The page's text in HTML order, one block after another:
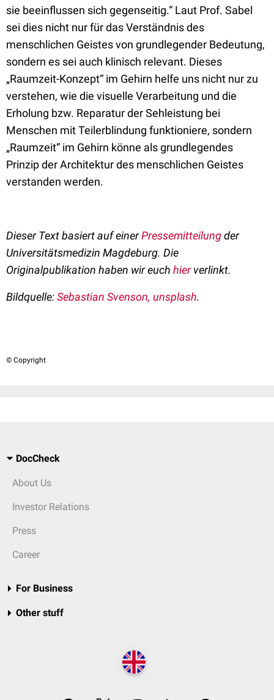
sie beeinflussen sich gegenseitig.“ Laut Prof. Sabel
sei dies nicht nur für das Verständnis des
menschlichen Geistes von grundlegender Bedeutung,
sondern es sei auch klinisch relevant. Dieses
„Raumzeit-Konzept“ im Gehirn helfe uns nicht nur zu
verstehen, wie die visuelle Verarbeitung und die
Erholung bzw. Reparatur der Sehleistung bei
Menschen mit Teilerblindung funktioniere, sondern
„Raumzeit“ im Gehirn könne als grundlegendes
Prinzip der Architektur des menschlichen Geistes
verstanden werden.
Dieser Text basiert auf einerPressemitteilungder
Universitätsmedizin Magdeburg. Die
Originalpublikation haben wir euch hierverlinkt.
Bildquelle:Sebastian Svenson, unsplash.
© Copyright
DocCheck
About Us
Investor Relations
Press
Career
For Business
Other stuff